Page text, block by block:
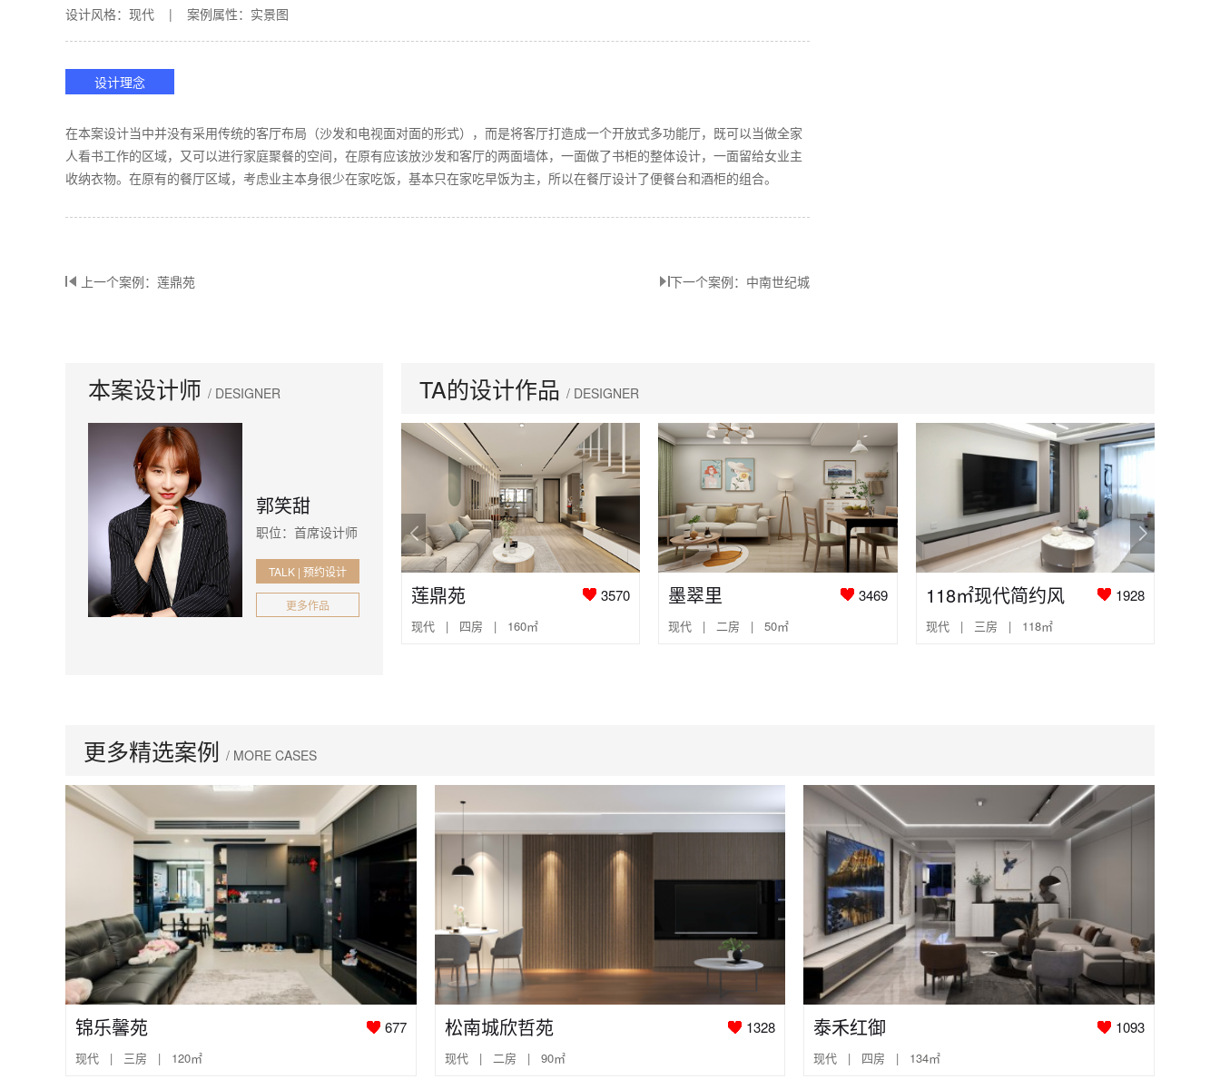
设计风格：现代 | 案例属性：实景图
设计理念
在本案设计当中并没有采用传统的客厅布局（沙发和电视面对面的形式），而是将客厅打造成一个开放式多功能厅，既可以当做全家
人看书工作的区域，又可以进行家庭聚餐的空间，在原有应该放沙发和客厅的两面墙体，一面做了书柜的整体设计，一面留给女业主
收纳衣物。在原有的餐厅区域，考虑业主本身很少在家吃饭，基本只在家吃早饭为主，所以在餐厅设计了便餐台和酒柜的组合。
上一个案例：莲鼎苑 下一个案例：中南世纪城
本案设计师 / DESIGNER
郭笑甜
职位：首席设计师
TALK | 预约设计
更多作品
TA的设计作品 / DESIGNER
莲鼎苑 3570
现代 | 四房 | 160㎡
墨翠里 3469
现代 | 二房 | 50㎡
118㎡现代简约风 1928
现代 | 三房 | 118㎡
更多精选案例 / MORE CASES
锦乐馨苑 677
现代 | 三房 | 120㎡
松南城欣哲苑 1328
现代 | 二房 | 90㎡
泰禾红御 1093
现代 | 四房 | 134㎡